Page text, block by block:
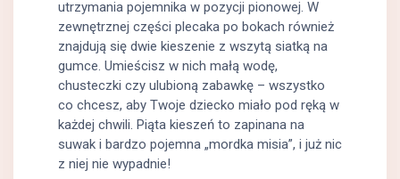
utrzymania pojemnika w pozycji pionowej. W
zewnętrznej części plecaka po bokach również
znajdują się dwie kieszenie z wszytą siatką na
gumce. Umieścisz w nich małą wodę,
chusteczki czy ulubioną zabawkę – wszystko
co chcesz, aby Twoje dziecko miało pod ręką w
każdej chwili. Piąta kieszeń to zapinana na
suwak i bardzo pojemna „mordka misia”, i już nic
z niej nie wypadnie!